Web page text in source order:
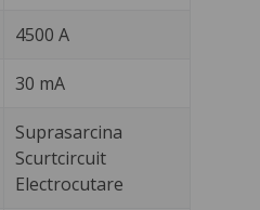
4500 A
30 mA
Suprasarcina
Scurtcircuit
Electrocutare